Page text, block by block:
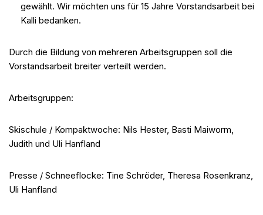
gewählt. Wir möchten uns für 15 Jahre Vorstandsarbeit bei
Kalli bedanken.
Durch die Bildung von mehreren Arbeitsgruppen soll die
Vorstandsarbeit breiter verteilt werden.
Arbeitsgruppen:
Skischule / Kompaktwoche: Nils Hester, Basti Maiworm,
Judith und Uli Hanfland
Presse / Schneeflocke: Tine Schröder, Theresa Rosenkranz,
Uli Hanfland